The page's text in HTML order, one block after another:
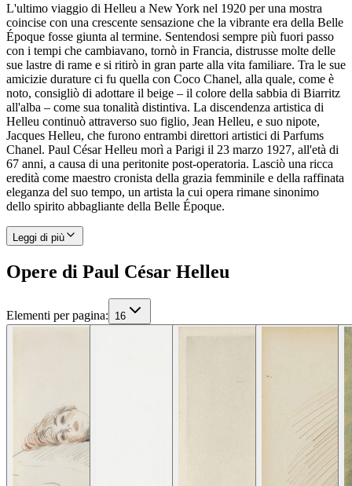
L'ultimo viaggio di Helleu a New York nel 1920 per una mostra
coincise con una crescente sensazione che la vibrante era della Belle
Époque fosse giunta al termine. Sentendosi sempre più fuori passo
con i tempi che cambiavano, tornò in Francia, distrusse molte delle
sue lastre di rame e si ritirò in gran parte alla vita familiare. Tra le sue
amicizie durature ci fu quella con Coco Chanel, alla quale, come è
noto, consigliò di adottare il beige – il colore della sabbia di Biarritz
all'alba – come sua tonalità distintiva. La discendenza artistica di
Helleu continuò attraverso suo figlio, Jean Helleu, e suo nipote,
Jacques Helleu, che furono entrambi direttori artistici di Parfums
Chanel. Paul César Helleu morì a Parigi il 23 marzo 1927, all'età di
67 anni, a causa di una peritonite post-operatoria. Lasciò una ricca
eredità come maestro cronista della grazia femminile e della raffinata
eleganza del suo tempo, un artista la cui opera rimane sinonimo
dello spirito abbagliante della Belle Époque.
Leggi di più
Opere di Paul César Helleu
Elementi per pagina: 16